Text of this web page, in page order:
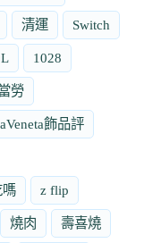
清運 Switch
1028
勞
飾品評
嗎 z flip
燒肉 壽喜燒